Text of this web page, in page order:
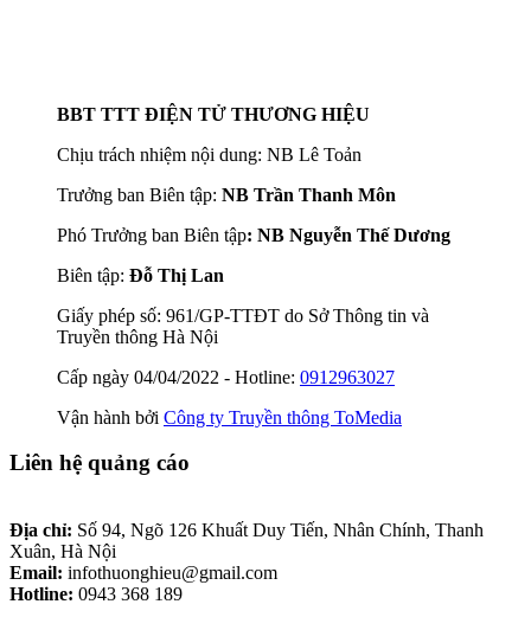
BBT TTT ĐIỆN TỬ THƯƠNG HIỆU
Chịu trách nhiệm nội dung: NB Lê Toản
Trưởng ban Biên tập: NB Trần Thanh Môn
Phó Trưởng ban Biên tập: NB Nguyễn Thế Dương
Biên tập: Đỗ Thị Lan
Giấy phép số: 961/GP-TTĐT do Sở Thông tin và
Truyền thông Hà Nội
Cấp ngày 04/04/2022 - Hotline: 0912963027
Vận hành bởi Công ty Truyền thông ToMedia
Liên hệ quảng cáo
Địa chỉ: Số 94, Ngõ 126 Khuất Duy Tiến, Nhân Chính, Thanh
Xuân, Hà Nội
Email: infothuonghieu@gmail.com
Hotline: 0943 368 189